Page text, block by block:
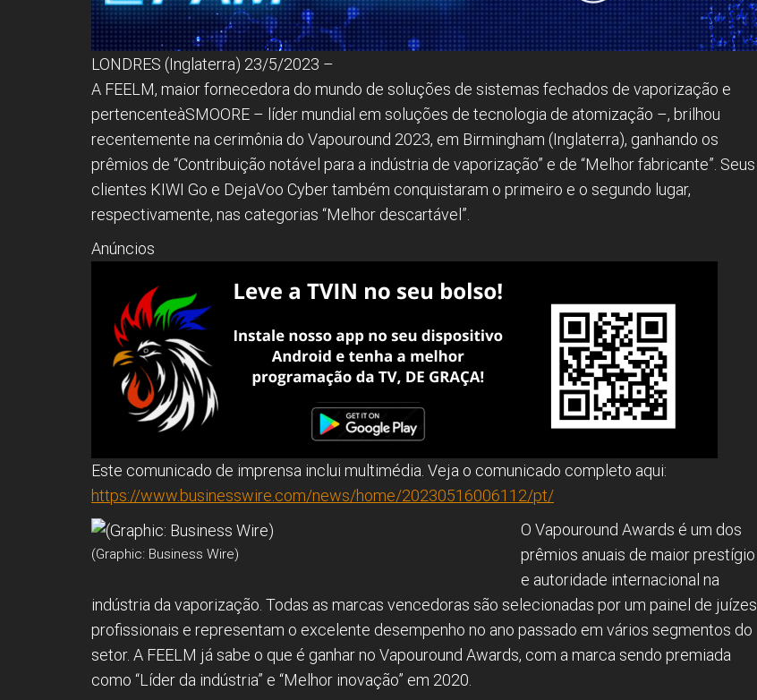
LONDRES (Inglaterra) 23/5/2023 –
A FEELM, maior fornecedora do mundo de soluções de sistemas fechados de vaporização e
pertencenteàSMOORE – líder mundial em soluções de tecnologia de atomização –, brilhou
recentemente na cerimônia do Vapouround 2023, em Birmingham (Inglaterra), ganhando os
prêmios de “Contribuição notável para a indústria de vaporização” e de “Melhor fabricante”. Seus
clientes KIWI Go e DejaVoo Cyber também conquistaram o primeiro e o segundo lugar,
respectivamente, nas categorias “Melhor descartável”.
Anúncios
Este comunicado de imprensa inclui multimédia. Veja o comunicado completo aqui:
https://www.businesswire.com/news/home/20230516006112/pt/
(Graphic: Business Wire)
O Vapouround Awards é um dos
prêmios anuais de maior prestígio
e autoridade internacional na
indústria da vaporização. Todas as marcas vencedoras são selecionadas por um painel de juízes
profissionais e representam o excelente desempenho no ano passado em vários segmentos do
setor. A FEELM já sabe o que é ganhar no Vapouround Awards, com a marca sendo premiada
como “Líder da indústria” e “Melhor inovação” em 2020.